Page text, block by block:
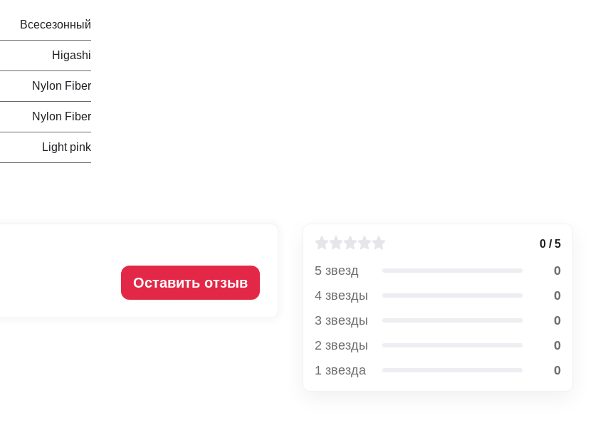
Всесезонный
Higashi
Nylon Fiber
Nylon Fiber
Light pink
Оставить отзыв
0 / 5
5 звезд
0
4 звезды
0
3 звезды
0
2 звезды
0
1 звезда
0